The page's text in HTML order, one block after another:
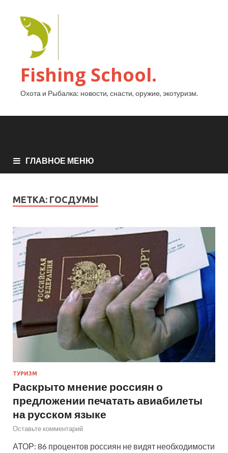
Fishing School.
Охота и Рыбалка: новости, снасти, оружие, экотуризм.
ГЛАВНОЕ МЕНЮ
МЕТКА: ГОСДУМЫ
ТУРИЗМ
Раскрыто мнение россиян о
предложении печатать авиабилеты
на русском языке
Оставьте комментарий
АТОР: 86 процентов россиян не видят необходимости